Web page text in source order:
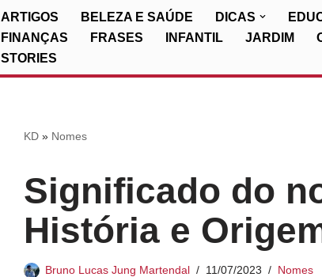
ARTIGOS BELEZA E SAÚDE DICAS
FINANÇAS
FRASES INFANTIL JARDIM
STORIES
KD» Nomes
Significado do
História e
Bruno Lucas Jung Martendal 11/07/2023 Nomes